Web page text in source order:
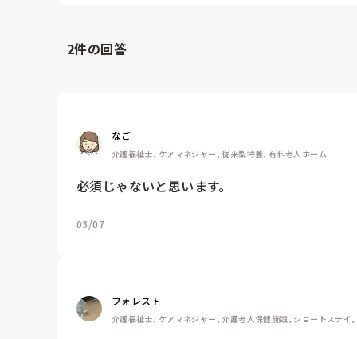
2件の回答
なご
介護福祉士, ケアマネジャー, 従来型特養, 有料老人ホーム
必須じゃないと思います。
03/07
フォレスト
介護福祉士, ケアマネジャー, 介護老人保健施設, ショートステ